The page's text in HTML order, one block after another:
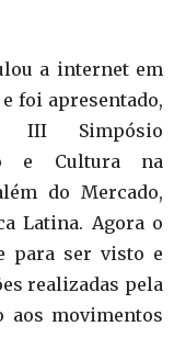
a internet em
foi apresentado,
III Simpósio
e Cultura na
do Mercado,
Latina. Agora o
para ser visto e
realizadas pela
aos movimentos